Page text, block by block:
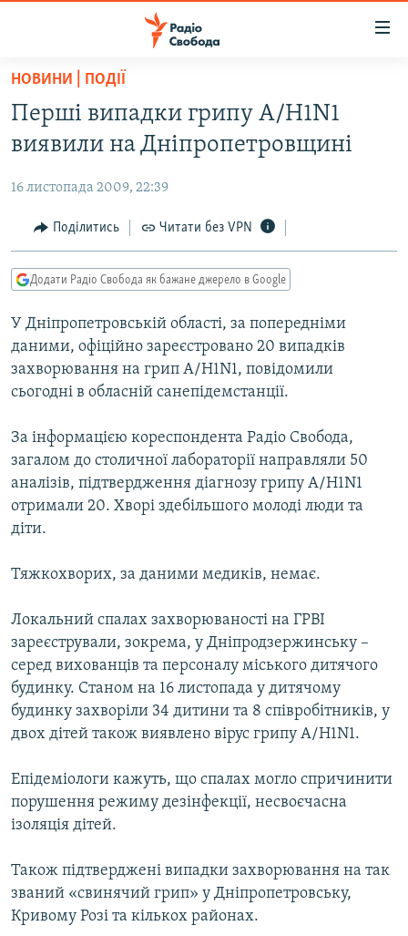
Перейти
основного
матеріалу
до
навігації
Перейти
до
ВСЕ ЗА ДОБУ
ПОЛІТИКА
ЕКОНОМІКА
КУЛЬТУРА
СПОРТ
СВІТ
ВІЙНА
РОСІЙСЬКА «ФІЛЬТРАЦІЯ»
КРИМ.РЕАЛІЇ
ТИ ЯК?
СХЕМИ
КИТАЙ.ВИКЛИКИ
МУЛЬТИМЕДІА
ФОТО
СПЕЦПРОЄКТИ
ПОДКАСТИ
КРИМ РЕАЛІЇ
УКР
КТАТ
ДОЛУЧАЙСЯ!
Усі сайти RFE/RL
НОВИНИ | ПОДІЇ
Перші випадки грипу А/H1N1
виявили на Дніпропетровщині
16 листопада 2009, 22:39
Поділитись Читати без VPN
Додати Радіо Свобода як бажане джерело в Google
У Дніпропетровській області, за попередніми
даними, офіційно зареєстровано 20 випадків
захворювання на грип А/H1N1, повідомили
сьогодні в обласній санепідемстанції.
За інформацією кореспондента Радіо Свобода,
загалом до столичної лабораторії направляли 50
аналізів, підтвердження діагнозу грипу А/H1N1
отримали 20. Хворі здебільшого молоді люди та
діти.
Тяжкохворих, за даними медиків, немає.
Локальний спалах захворюваності на ГРВІ
зареєстрували, зокрема, у Дніпродзержинську –
серед вихованців та персоналу міського дитячого
будинку. Станом на 16 листопада у дитячому
будинку захворіли 34 дитини та 8 співробітників, у
двох дітей також виявлено вірус грипу А/H1N1.
Епідеміологи кажуть, що спалах могло спричинити
порушення режиму дезінфекції, несвоєчасна
ізоляція дітей.
Також підтверджені випадки захворювання на так
званий «свинячий грип» у Дніпропетровську,
Кривому Розі та кількох районах.